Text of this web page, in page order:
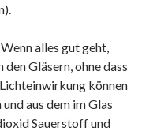
alles gut geht,
Gläsern, ohne dass
können
aus dem im Glas
Sauerstoff und